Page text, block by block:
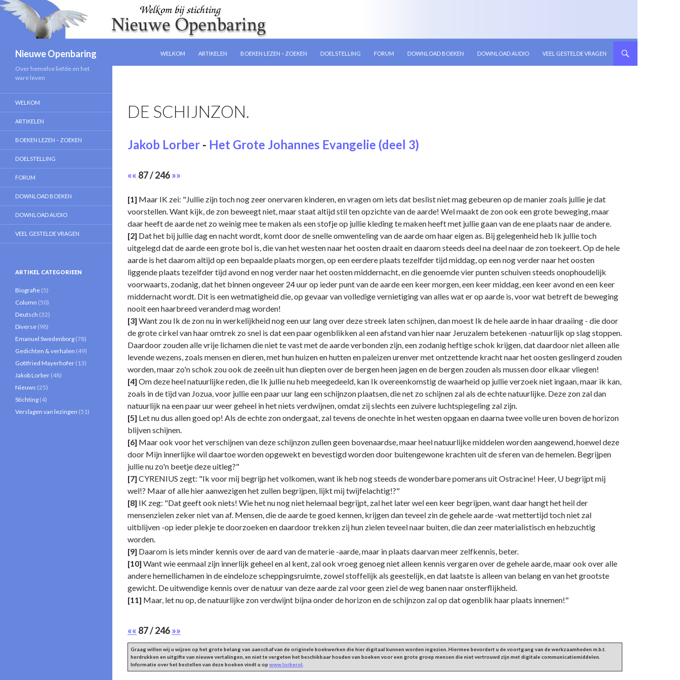
Nieuwe Openbaring
WELKOM
ARTIKELEN BOEKEN LEZEN – ZOEKEN DOELSTELLING FORUM DOWNLOAD BOEKEN DOWNLOAD AUDIO VEEL GESTELDE VRAGEN
DE SCHIJNZON.
Jakob Lorber - Het Grote Johannes Evangelie (deel 3)
«« 87 / 246»»
[1] Maar IK zei: "Jullie zijn toch nog zeer onervaren kinderen, en vragen om iets dat beslist niet mag gebeuren op de manier zoals jullie je dat
voorstellen. Want kijk, de zon beweegt niet, maar staat altijd stil ten opzichte van de aarde! Wel maakt de zon ook een grote beweging, maar
daar heeft de aarde net zo weinig mee te maken als een stofje op jullie kleding te maken heeft met jullie gaan van de ene plaats naar de andere.
[2] Dat het bij jullie dag en nacht wordt, komt door de snelle omwenteling van de aarde om haar eigen as. Bij gelegenheid heb Ik jullie toch
uitgelegd dat de aarde een grote bol is, die van het westen naar het oosten draait en daarom steeds deel na deel naar de zon toekeert. Op de hele
aarde is het daarom altijd op een bepaalde plaats morgen, op een eerdere plaats tezelfder tijd middag, op een nog verder naar het oosten
liggende plaats tezelfder tijd avond en nog verder naar het oosten middernacht, en die genoemde vier punten schuiven steeds onophoudelijk
voorwaarts, zodanig, dat het binnen ongeveer 24 uur op ieder punt van de aarde een keer morgen, een keer middag, een keer avond en een keer
middernacht wordt. Dit is een wetmatigheid die, op gevaar van volledige vernietiging van alles wat er op aarde is, voor wat betreft de beweging
nooit een haarbreed veranderd mag worden!
[3] Want zou Ik de zon nu in werkelijkheid nog een uur lang over deze streek laten schijnen, dan moest Ik de hele aarde in haar draaiing - die door
de grote cirkel van haar omtrek zo snel is dat een paar ogenblikken al een afstand van hier naar Jeruzalem betekenen -natuurlijk op slag stoppen.
Daardoor zouden alle vrije lichamen die niet te vast met de aarde verbonden zijn, een zodanig heftige schok krijgen, dat daardoor niet alleen alle
levende wezens, zoals mensen en dieren, met hun huizen en hutten en paleizen urenver met ontzettende kracht naar het oosten geslingerd zouden
worden, maar zo'n schok zou ook de zeeën uit hun diepten over de bergen heen jagen en de bergen zouden als mussen door elkaar vliegen!
[4] Om deze heel natuurlijke reden, die Ik jullie nu heb meegedeeld, kan Ik overeenkomstig de waarheid op jullie verzoek niet ingaan, maar ik kan,
zoals in de tijd van Jozua, voor jullie een paar uur lang een schijnzon plaatsen, die net zo schijnen zal als de echte natuurlijke. Deze zon zal dan
natuurlijk na een paar uur weer geheel in het niets verdwijnen, omdat zij slechts een zuivere luchtspiegeling zal zijn.
[5] Let nu dus allen goed op! Als de echte zon ondergaat, zal tevens de onechte in het westen opgaan en daarna twee volle uren boven de horizon
blijven schijnen.
[6] Maar ook voor het verschijnen van deze schijnzon zullen geen bovenaardse, maar heel natuurlijke middelen worden aangewend, hoewel deze
door Mijn innerlijke wil daartoe worden opgewekt en bevestigd worden door buitengewone krachten uit de sferen van de hemelen. Begrijpen
jullie nu zo'n beetje deze uitleg?"
[7] CYRENIUS zegt: "Ik voor mij begrijp het volkomen, want ik heb nog steeds de wonderbare pomerans uit Ostracine! Heer, U begrijpt mij
wel!? Maar of alle hier aanwezigen het zullen begrijpen, lijkt mij twijfelachtig!?"
[8] IK zeg: "Dat geeft ook niets! Wie het nu nog niet helemaal begrijpt, zal het later wel een keer begrijpen, want daar hangt het heil der
mensenzielen zeker niet van af. Mensen, die de aarde te goed kennen, krijgen dan teveel zin de gehele aarde -wat mettertijd toch niet zal
uitblijven -op ieder plekje te doorzoeken en daardoor trekken zij hun zielen teveel naar buiten, die dan zeer materialistisch en hebzuchtig
worden.
[9] Daarom is iets minder kennis over de aard van de materie -aarde, maar in plaats daarvan meer zelfkennis, beter.
[10] Want wie eenmaal zijn innerlijk geheel en al kent, zal ook vroeg genoeg niet alleen kennis vergaren over de gehele aarde, maar ook over alle
andere hemellichamen in de eindeloze scheppingsruimte, zowel stoffelijk als geestelijk, en dat laatste is alleen van belang en van het grootste
gewicht. De uitwendige kennis over de natuur van deze aarde zal voor geen ziel de weg banen naar onsterflijkheid.
[11] Maar, let nu op, de natuurlijke zon verdwijnt bijna onder de horizon en de schijnzon zal op dat ogenblik haar plaats innemen!"
«« 87 / 246»»
Graag willen wij u wijzen op het grote belang van aanschaf van de originele boekwerken die hier digitaal kunnen worden ingezien. Hiermee bevordert u de voortgang van de werkzaamheden m.b.t.
herdrukken en uitgifte van nieuwe vertalingen, en niet te vergeten het beschikbaar houden van boeken voor een grote groep mensen die niet vertrouwd zijn met digitale communicatiemiddelen.
Informatie over het bestellen van deze boeken vindt u op www.lorber.nl
Over hemelse liefde en het
ware leven
WELKOM
ARTIKELEN
BOEKEN LEZEN – ZOEKEN
DOELSTELLING
FORUM
DOWNLOAD BOEKEN
DOWNLOAD AUDIO
VEEL GESTELDE VRAGEN
ARTIKEL CATEGORIEEN
Biografie (5)
Column (50)
Deutsch (32)
Diverse (98)
Emanuel Swedenborg (78)
Gedichten & verhalen (49)
Gottfried Mayerhofer (13)
Jakob Lorber (48)
Nieuws (25)
Stichting (4)
Verslagen van lezingen (51)